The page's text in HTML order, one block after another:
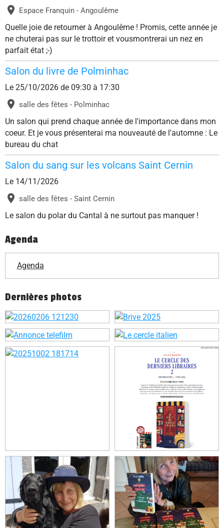
Espace Franquin - Angoulême
Quelle joie de retourner à Angoulême ! Promis, cette année je
ne chuterai pas sur le trottoir et vousmontrerai un nez en
parfait état ;-)
Salon du livre de Polminhac
Le 25/10/2026 de 09:30 à 17:30
salle des fêtes - Polminhac
Un salon qui prend chaque année de l'importance dans mon
coeur. Et je vous présenterai ma nouveauté de l'automne : Le
bureau du chat
Salon du sang sur les volcans Saint Cernin
Le 14/11/2026
salle des fêtes - Saint Cernin
Le salon du polar du Cantal à ne surtout pas manquer !
Agenda
Agenda
Dernières photos